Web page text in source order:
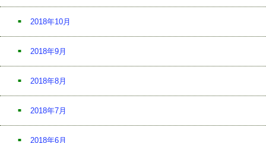
2018年10月
2018年9月
2018年8月
2018年7月
2018年6月